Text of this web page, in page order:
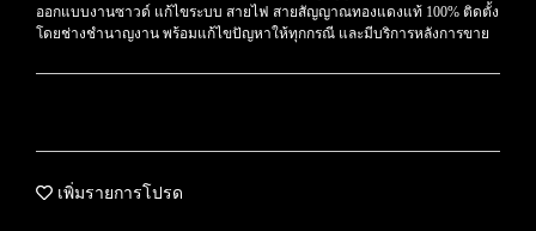
ออกแบบงานซาวด์ แก้ไขระบบ สายไฟ สายสัญญาณทองแดงแท้ 100% ติดตั้ง
โดยช่างชำนาญงาน พร้อมแก้ไขปัญหาให้ทุกกรณี และมีบริการหลังการขาย
เพิ่มรายการโปรด